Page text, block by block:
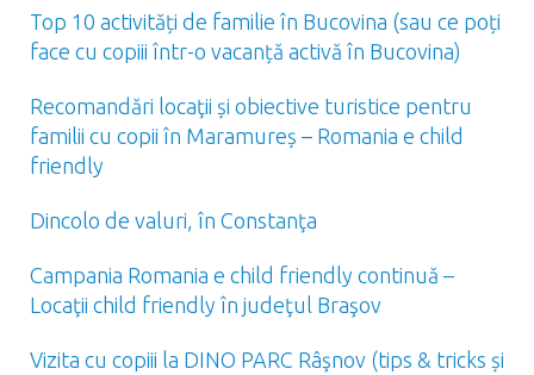
Top 10 activități de familie în Bucovina (sau ce poți
face cu copiii într-o vacanță activă în Bucovina)
Recomandări locaţii și obiective turistice pentru
familii cu copii în Maramureș – Romania e child
friendly
Dincolo de valuri, în Constanţa
Campania Romania e child friendly continuă –
Locaţii child friendly în judeţul Braşov
Vizita cu copiii la DINO PARC Râşnov (tips & tricks și